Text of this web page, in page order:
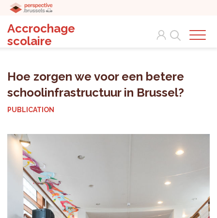
Accrochage
scolaire
Search
Hoe zorgen we voor een betere
schoolinfrastructuur in Brussel?
PUBLICATION